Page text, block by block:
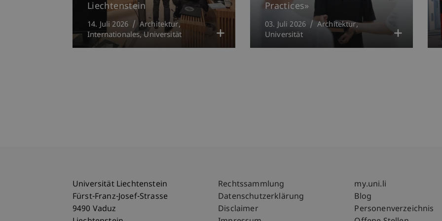
Liechtenstein
14. Juli 2026
Architektur
Internationales Universität
Practices»
03. Juli 2026
Architektur
Universität
Universität Liechtenstein
Fürst-Franz-Josef-Strasse
9490 Vaduz
Fußzeile Rechtliche Hinweise
Rechtssammlung
Datenschutzerklärung
Disclaimer
Fußzeile
my.uni.li
Blog
Personenverzeichnis